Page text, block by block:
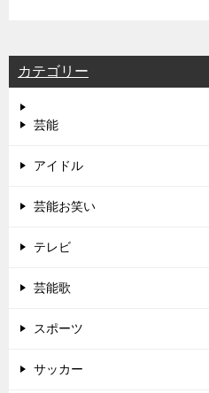
カテゴリー
芸能
アイドル
芸能お笑い
テレビ
芸能歌
スポーツ
サッカー